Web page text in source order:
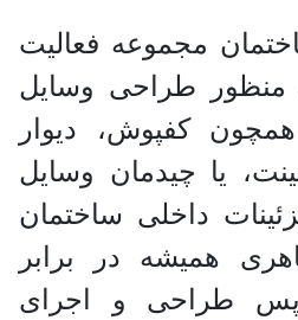
مجموعه فعالیت
طراحی وسایل
کفپوش، دیوار
یا چیدمان وسایل
داخلی ساختمان
همیشه در برابر
طراحی و اجرای